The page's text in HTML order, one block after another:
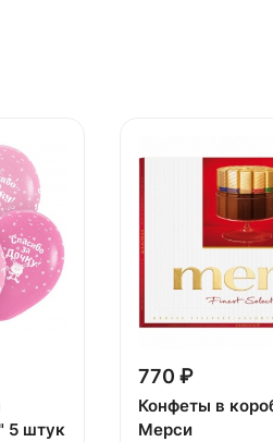
5 штук
770 ₽
Конфеты в
Мерси